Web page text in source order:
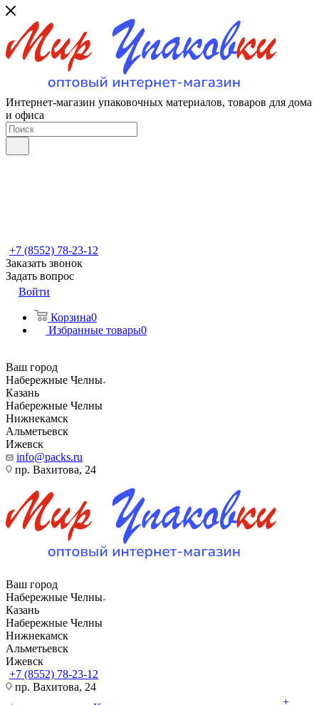
Интернет-магазин упаковочных материалов, товаров для дома
и офиса
+7 (8552) 78-23-12
Заказать звонок
Задать вопрос
Войти
Корзина0
Избранные товары0
Ваш город
Набережные Челны
Казань
Набережные Челны
Нижнекамск
Альметьевск
Ижевск
info@packs.ru
пр. Вахитова, 24
Ваш город
Набережные Челны
Казань
Набережные Челны
Нижнекамск
Альметьевск
Ижевск
+7 (8552) 78-23-12
пр. Вахитова, 24
+